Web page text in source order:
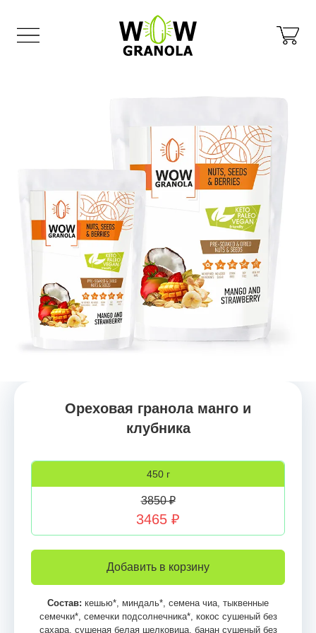
Ореховая гранола манго и
клубника
450 г
3850 ₽
3465 ₽
Добавить в корзину
Состав: кешью*, миндаль*, семена чиа, тыквенные
семечки*, семечки подсолнечника*, кокос сушеный без
сахара, сушеная белая шелковица, банан сушеный без